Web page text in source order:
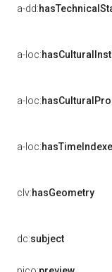
a-dd:
a-loc:
a-loc:
a-loc:
clv:hasGeometry
dc:subject